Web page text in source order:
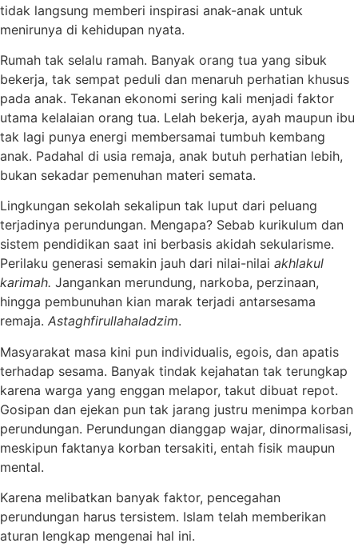
tidak langsung memberi inspirasi anak-anak untuk
menirunya di kehidupan nyata.
Rumah tak selalu ramah. Banyak orang tua yang sibuk
bekerja, tak sempat peduli dan menaruh perhatian khusus
pada anak. Tekanan ekonomi sering kali menjadi faktor
utama kelalaian orang tua. Lelah bekerja, ayah maupun ibu
tak lagi punya energi membersamai tumbuh kembang
anak. Padahal di usia remaja, anak butuh perhatian lebih,
bukan sekadar pemenuhan materi semata.
Lingkungan sekolah sekalipun tak luput dari peluang
terjadinya perundungan. Mengapa? Sebab kurikulum dan
sistem pendidikan saat ini berbasis akidah sekularisme.
Perilaku generasi semakin jauh dari nilai-nilai akhlakul
karimah. Jangankan merundung, narkoba, perzinaan,
hingga pembunuhan kian marak terjadi antarsesama
remaja. Astaghfirullahaladzim.
Masyarakat masa kini pun individualis, egois, dan apatis
terhadap sesama. Banyak tindak kejahatan tak terungkap
karena warga yang enggan melapor, takut dibuat repot.
Gosipan dan ejekan pun tak jarang justru menimpa korban
perundungan. Perundungan dianggap wajar, dinormalisasi,
meskipun faktanya korban tersakiti, entah fisik maupun
mental.
Karena melibatkan banyak faktor, pencegahan
perundungan harus tersistem. Islam telah memberikan
aturan lengkap mengenai hal ini.